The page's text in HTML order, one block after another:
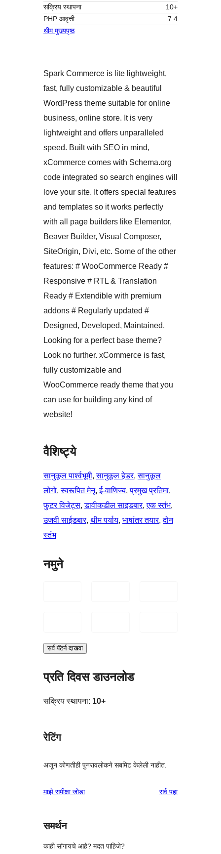
सक्रिय स्थापना
10+
PHP आवृत्ती
7.4
थीम मुख्यपृष्ठ
Spark Commerce is lite lightweight,
fast, fully customizable & beautiful
WordPress theme suitable for online
business, online store. It is very
lightweight and offers unparalleled
speed. Built with SEO in mind,
xCommerce comes with Schema.org
code integrated so search engines will
love your site. It offers special features
and templates so it works perfectly
with all page builders like Elementor,
Beaver Builder, Visual Composer,
SiteOrigin, Divi, etc. Some of the other
features: # WooCommerce Ready #
Responsive # RTL & Translation
Ready # Extendible with premium
addons # Regularly updated #
Designed, Developed, Maintained.
Looking for a perfect base theme?
Look no further. xCommerce is fast,
fully customizable and
WooCommerce ready theme that you
can use for building any kind of
website!
वैशिष्ट्ये
सानुकूल पार्श्वभूमी, सानुकूल हेडर, सानुकूल
लोगो, स्वरूपित मेनू, ई-वाणिज्य, प्रमुख प्रतिमा
फुटर विजेट्स, डावीकडील साइडबार, एक स्तंभ
उजवी साईडबार, थीम पर्याय, भाषांतर तयार, दोन
स्तंभ
नमुने
सर्व पॅटर्न दाखवा
प्रति दिवस डाउनलोड
सक्रिय स्थापना: 10+
रेटिंग
अजून कोणतीही पुनरावलोकने सबमिट केलेली नाहीत.
माझे समीक्षा जोडा सर्वपुनरावलोकने
पहा
समर्थन
काही सांगायचे आहे? मदत पाहिजे?